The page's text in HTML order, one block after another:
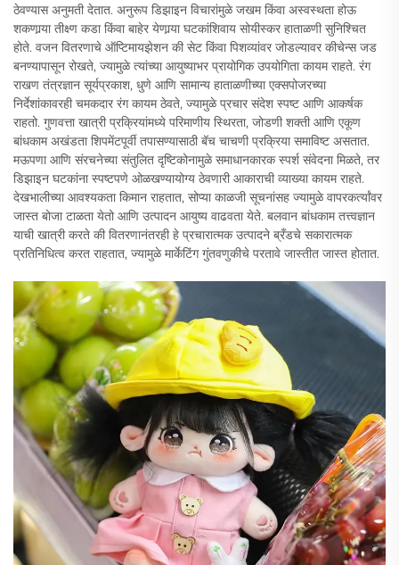
ठेवण्यास अनुमती देतात. अनुरूप डिझाइन विचारांमुळे जखम किंवा अस्वस्थता होऊ
शकणार्‍या तीक्ष्ण कडा किंवा बाहेर येणार्‍या घटकांशिवाय सोयीस्कर हाताळणी सुनिश्चित
होते. वजन वितरणाचे ऑप्टिमायझेशन की सेट किंवा पिशव्यांवर जोडल्यावर कीचेन्स जड
बनण्यापासून रोखते, ज्यामुळे त्यांच्या आयुष्याभर प्रायोगिक उपयोगिता कायम राहते. रंग
राखण तंत्रज्ञान सूर्यप्रकाश, धुणे आणि सामान्य हाताळणीच्या एक्सपोजरच्या
निर्देशांकावरही चमकदार रंग कायम ठेवते, ज्यामुळे प्रचार संदेश स्पष्ट आणि आकर्षक
राहतो. गुणवत्ता खात्री प्रक्रियांमध्ये परिमाणीय स्थिरता, जोडणी शक्ती आणि एकूण
बांधकाम अखंडता शिपमेंटपूर्वी तपासण्यासाठी बॅच चाचणी प्रक्रिया समाविष्ट असतात.
मऊपणा आणि संरचनेच्या संतुलित दृष्टिकोनामुळे समाधानकारक स्पर्श संवेदना मिळते, तर
डिझाइन घटकांना स्पष्टपणे ओळखण्यायोग्य ठेवणारी आकाराची व्याख्या कायम राहते.
देखभालीच्या आवश्यकता किमान राहतात, सोप्या काळजी सूचनांसह ज्यामुळे वापरकर्त्यांवर
जास्त बोजा टाळता येतो आणि उत्पादन आयुष्य वाढवता येते. बलवान बांधकाम तत्त्वज्ञान
याची खात्री करते की वितरणानंतरही हे प्रचारात्मक उत्पादने ब्रँडचे सकारात्मक
प्रतिनिधित्व करत राहतात, ज्यामुळे मार्केटिंग गुंतवणुकीचे परतावे जास्तीत जास्त होतात.